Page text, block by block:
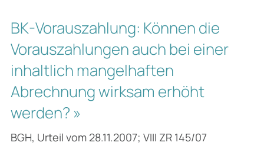
BK-Vorauszahlung: Können die
Vorauszahlungen auch bei einer
inhaltlich mangelhaften
Abrechnung wirksam erhöht
werden? »
BGH, Urteil vom 28.11.2007; VIII ZR 145/07